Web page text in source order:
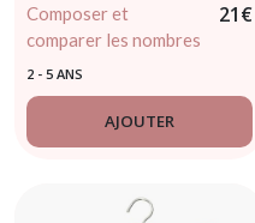
Composer et
comparer les nombres
- JANOD - dès 3 ans
21€
2 - 5 ANS
AJOUTER